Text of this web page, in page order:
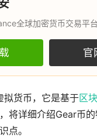
全球加密货币交易平台
官
货币，它是基于区
将详细介绍Gear币
点。